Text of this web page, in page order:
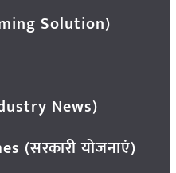
Solution)
News)
(सरकारी योजनाएं)